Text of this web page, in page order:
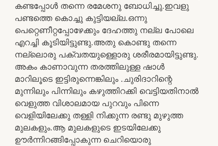
കണ്ടപ്പോള്‍ തന്നെ രമേശനു ബോധിച്ചു.ഇവളു
പണ്ടത്തെ കൊച്ചു കുട്ടിയല്ല.ഒന്നു
പെറ്റെണീറ്റപ്പോഴേക്കും ദേഹത്തു നല്ല പോലെ
എറച്ചി കൂടിയിട്ടുണ്ടു.അതു കൊണ്ടു തന്നെ
നല്ലൊരു പക്വതയുള്ളൊരു ശരീരമായിട്ടുണ്ടു.
അകം കാണാവുന്ന തരത്തിലുള്ള ഷാള്‍
മാറിലൂടെ ഇട്ടിരുന്നെങ്കിലും .ചുരിദാറിന്റെ
മുന്നിലും പിന്നിലും കഴുത്തിറക്കി വെട്ടിയതിനാല്‍
വെളുത്ത വിശാലമായ പുറവും പിന്നെ
വെളിയിലേക്കു തള്ളി നിക്കുന്ന രണ്ടു മുഴുത്ത
മുലകളും.ആ മുലകളുടെ ഇടയിലേക്കു
ഊര്‍ന്നിറങ്ങിപ്പോകുന്ന ചെറിയൊരു